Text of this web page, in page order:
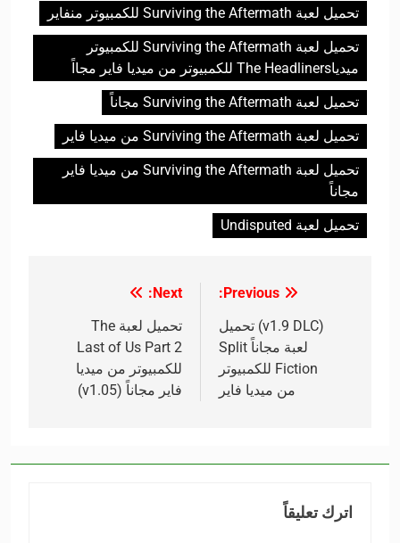
تحميل لعبة Surviving the Aftermath للكمبيوتر منفاير
تحميل لعبة Surviving the Aftermath للكمبيوتر
ميدياThe Headliners للكمبيوتر من ميديا فاير مجااً
تحميل لعبة Surviving the Aftermath مجاناً
تحميل لعبة Surviving the Aftermath من ميديا فاير
تحميل لعبة Surviving the Aftermath من ميديا فاير
مجاناً
تحميل لعبة Undisputed
المقالات
Previous:
(v1.9 DLC) تحميل
لعبة مجاناً Split
Fiction للكمبيوتر
من ميديا فاير
Next:
تحميل لعبة The
Last of Us Part 2
للكمبيوتر من ميديا
فاير مجاناً (v1.05)
اترك تعليقاً